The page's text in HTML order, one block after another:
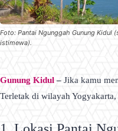
Foto: Pantai Ngunggah Gunung Kidul
istimewa).
Gunung Kidul– Jika kamu
Terletak di wilayah